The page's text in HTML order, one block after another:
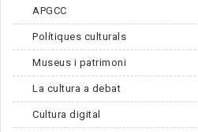
APGCC
Polítiques culturals
Museus i patrimoni
La cultura a debat
Cultura digital